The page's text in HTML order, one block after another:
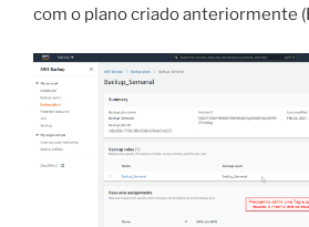
com o plano criado anteriormente